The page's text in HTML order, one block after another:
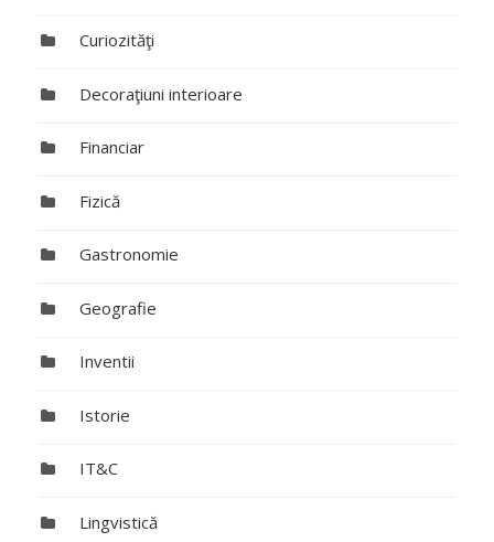
Curiozităţi
Decoraţiuni interioare
Financiar
Fizică
Gastronomie
Geografie
Inventii
Istorie
IT&C
Lingvistică